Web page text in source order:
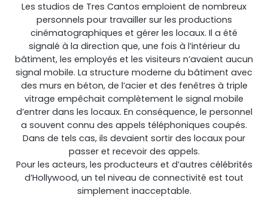
Shark
Analyseur professionnel de signaux
Les studios de Tres Cantos emploient de nombreux
personnels pour travailler sur les productions
cinématographiques et gérer les locaux. Il a été
signalé à la direction que, une fois à l’intérieur du
bâtiment, les employés et les visiteurs n’avaient aucun
signal mobile. La structure moderne du bâtiment avec
des murs en béton, de l’acier et des fenêtres à triple
vitrage empêchait complètement le signal mobile
d’entrer dans les locaux. En conséquence, le personnel
a souvent connu des appels téléphoniques coupés.
Dans de tels cas, ils devaient sortir des locaux pour
passer et recevoir des appels.
Pour les acteurs, les producteurs et d’autres célébrités
d’Hollywood, un tel niveau de connectivité est tout
simplement inacceptable.